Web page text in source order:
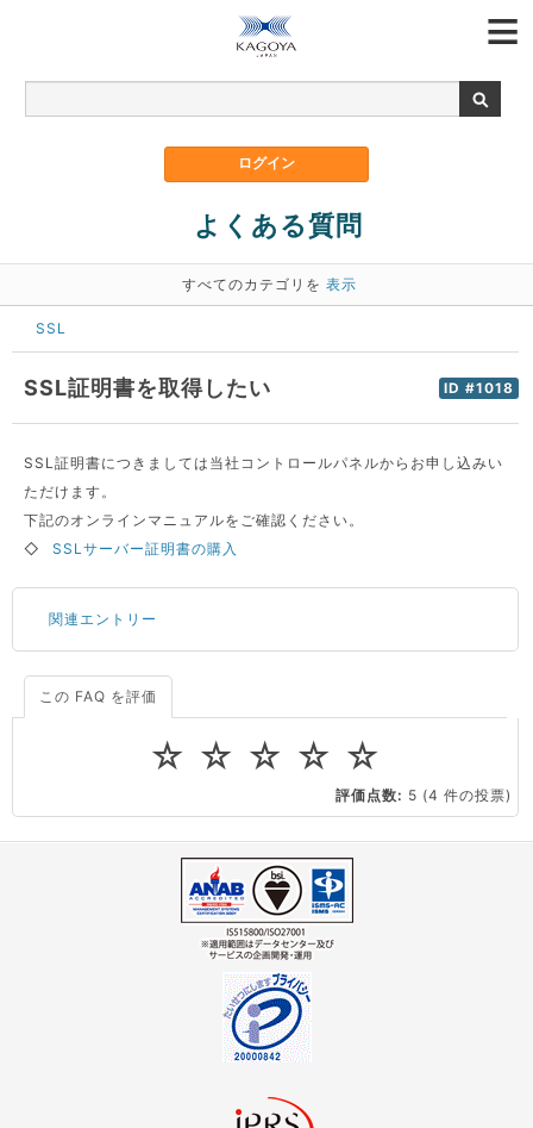
よくある質問
すべてのカテゴリを 表示
SSL
ID #1018
SSL証明書を取得したい
SSL証明書につきましては当社コントロールパネルからお申し込みい
ただけます。
下記のオンラインマニュアルをご確認ください。
◇
SSLサーバー証明書の購入
関連エントリー
サーバーが重いので調査してほしい
CPUやメモリをアップグレードしたい
この FAQ を評価
☆
☆
☆
☆
☆
評価点数: 5 (4 件の投票)